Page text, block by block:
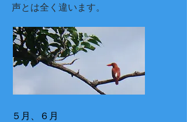
声とは全く違います。
​５月、６月